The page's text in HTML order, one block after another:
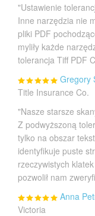
"Ustawienie
Inne narzędzia nie
pliki PDF
myliły każde
tolerancja Tiff PDF
Gregory
Title Insurance Co.
"Nasze starsze
Z podwyższoną
tylko na obszar
identyfikuje puste
rzeczywistych
pozwolił nam
Anna
Victoria